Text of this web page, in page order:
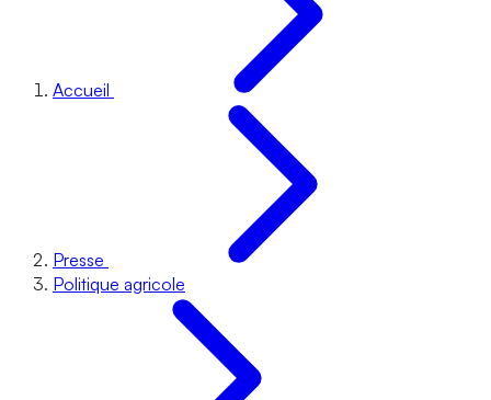
Accueil
Presse
Politique agricole